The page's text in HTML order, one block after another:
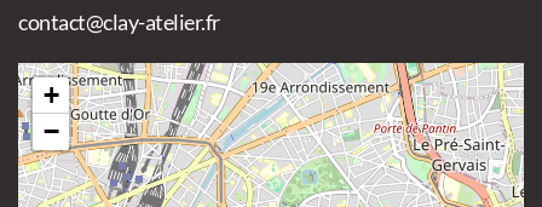
contact@clay-atelier.fr
+
−